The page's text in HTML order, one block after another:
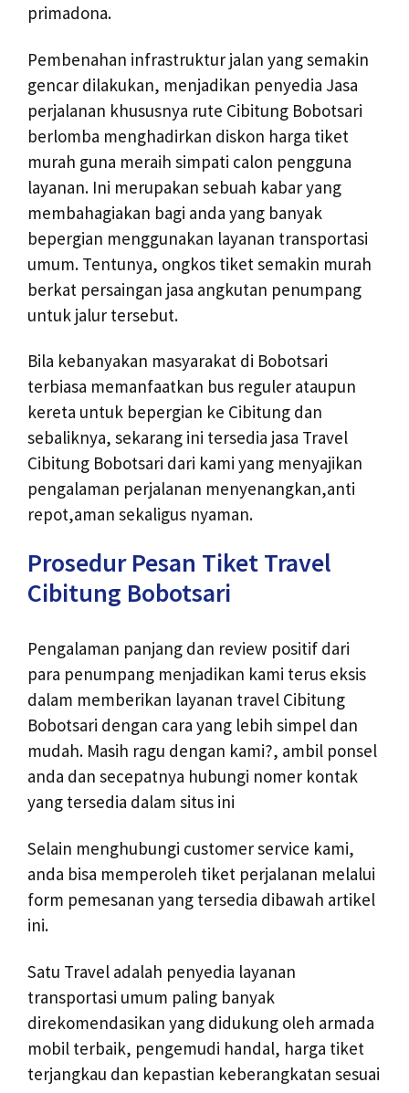
primadona.
Pembenahan infrastruktur jalan yang semakin
gencar dilakukan, menjadikan penyedia Jasa
perjalanan khususnya rute Cibitung Bobotsari
berlomba menghadirkan diskon harga tiket
murah guna meraih simpati calon pengguna
layanan. Ini merupakan sebuah kabar yang
membahagiakan bagi anda yang banyak
bepergian menggunakan layanan transportasi
umum. Tentunya, ongkos tiket semakin murah
berkat persaingan jasa angkutan penumpang
untuk jalur tersebut.
Bila kebanyakan masyarakat di Bobotsari
terbiasa memanfaatkan bus reguler ataupun
kereta untuk bepergian ke Cibitung dan
sebaliknya, sekarang ini tersedia jasa Travel
Cibitung Bobotsari dari kami yang menyajikan
pengalaman perjalanan menyenangkan,anti
repot,aman sekaligus nyaman.
Prosedur Pesan Tiket Travel
Cibitung Bobotsari
Pengalaman panjang dan review positif dari
para penumpang menjadikan kami terus eksis
dalam memberikan layanan travel Cibitung
Bobotsari dengan cara yang lebih simpel dan
mudah. Masih ragu dengan kami?, ambil ponsel
anda dan secepatnya hubungi nomer kontak
yang tersedia dalam situs ini
Selain menghubungi customer service kami,
anda bisa memperoleh tiket perjalanan melalui
form pemesanan yang tersedia dibawah artikel
ini.
Satu Travel adalah penyedia layanan
transportasi umum paling banyak
direkomendasikan yang didukung oleh armada
mobil terbaik, pengemudi handal, harga tiket
terjangkau dan kepastian keberangkatan sesuai